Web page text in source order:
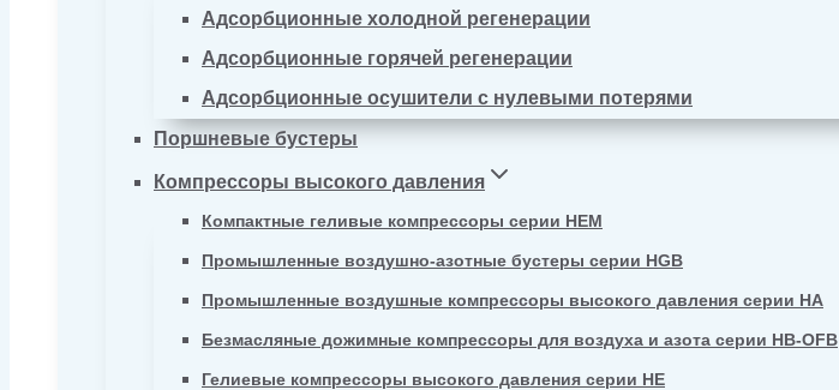
Адсорбционные холодной регенерации
Адсорбционные горячей регенерации
Адсорбционные осушители с нулевыми потерями
Поршневые бустеры
Компрессоры высокого давления
Компактные геливые компрессоры серии HEM
Промышленные воздушно-азотные бустеры серии HGB
Промышленные воздушные компрессоры высокого давления серии HA
Безмасляные дожимные компрессоры для воздуха и азота серии HB-OFB
Гелиевые компрессоры высокого давления серии HE